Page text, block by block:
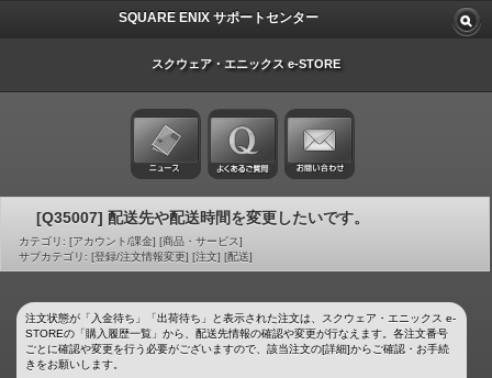
SQUARE ENIX サポートセンター
スクウェア・エニックス e-STORE
[Q35007] 配送先や配送時間を変更したいです。
カテゴリ: [アカウント/課金] [商品・サービス]
サブカテゴリ: [登録/注文情報変更] [注文] [配送]
注文状態が「入金待ち」「出荷待ち」と表示された注文は、スクウェア・エニックス e-
STOREの「購入履歴一覧」から、配送先情報の確認や変更が行なえます。各注文番号
ごとに確認や変更を行う必要がございますので、該当注文の[詳細]からご確認・お手続
きをお願いします。